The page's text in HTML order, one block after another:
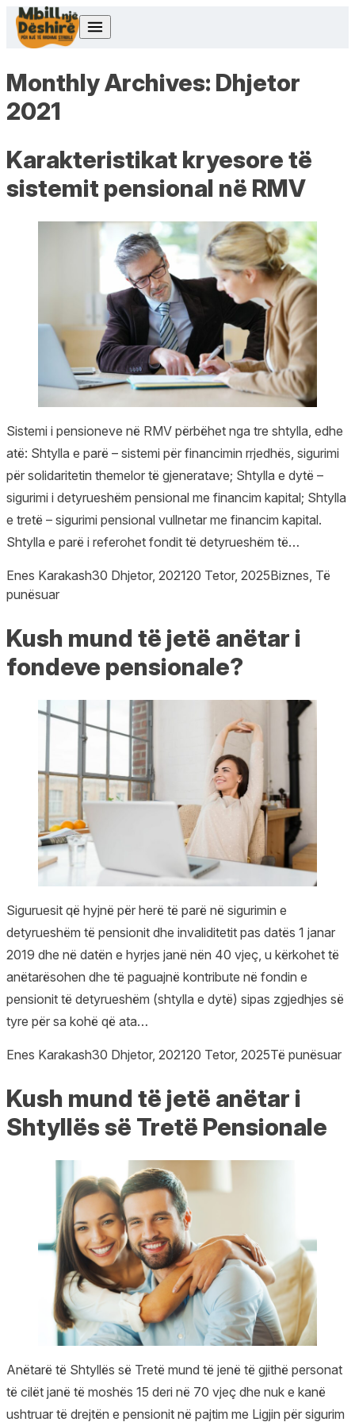
Skip to content
Monthly Archives: Dhjetor
2021
Karakteristikat kryesore të
sistemit pensional në RMV
Sistemi i pensioneve në RMV përbëhet nga tre shtylla, edhe
atë: Shtylla e parë – sistemi për financimin rrjedhës, sigurimi
për solidaritetin themelor të gjeneratave; Shtylla e dytë –
sigurimi i detyrueshëm pensional me financim kapital; Shtylla
e tretë – sigurimi pensional vullnetar me financim kapital.
Shtylla e parë i referohet fondit të detyrueshëm të…
Posted by
Enes Karakash30 Dhjetor, 202120 Tetor, 2025Posted in
Biznes, Të
punësuar
Kush mund të jetë anëtar i
fondeve pensionale?
Siguruesit që hyjnë për herë të parë në sigurimin e
detyrueshëm të pensionit dhe invaliditetit pas datës 1 janar
2019 dhe në datën e hyrjes janë nën 40 vjeç, u kërkohet të
anëtarësohen dhe të paguajnë kontribute në fondin e
pensionit të detyrueshëm (shtylla e dytë) sipas zgjedhjes së
tyre për sa kohë që ata…
Posted by
Enes Karakash30 Dhjetor, 202120 Tetor, 2025Posted in
Të punësuar
Kush mund të jetë anëtar i
Shtyllës së Tretë Pensionale
Anëtarë të Shtyllës së Tretë mund të jenë të gjithë personat
të cilët janë të moshës 15 deri në 70 vjeç dhe nuk e kanë
ushtruar të drejtën e pensionit në pajtim me Ligjin për sigurim